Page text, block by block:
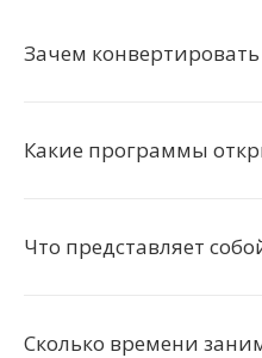
Зачем конвертировать
Какие программы
Что представляет
Сколько времени